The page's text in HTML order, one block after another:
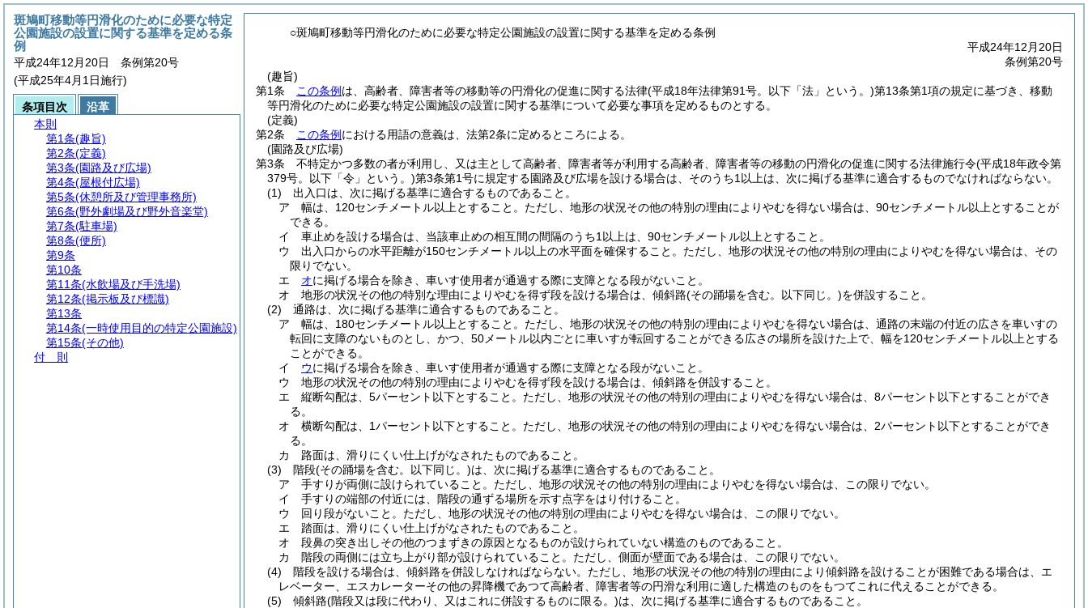
○斑鳩町移動等円滑化のために必要な特定公園施設の設置に関する基準を定める条例
平成24年12月20日
条例第20号
(趣旨)
第1条
この条例 は、高齢者、障害者等の移動等の円滑化の促進に関する法律(平成18年法律第91号。以下「法」という。)第13条第1項の規定に基づき、移動
等円滑化のために必要な特定公園施設の設置に関する基準について必要な事項を定めるものとする。
(定義)
第2条
この条例 における用語の意義は、法第2条に定めるところによる。
(園路及び広場)
第3条
不特定かつ多数の者が利用し、又は主として高齢者、障害者等が利用する高齢者、障害者等の移動の円滑化の促進に関する法律施行令(平成18年政令第
379号。以下「令」という。)第3条第1号に規定する園路及び広場を設ける場合は、そのうち1以上は、次に掲げる基準に適合するものでなければならない。
(1)
出入口は、次に掲げる基準に適合するものであること。
ア
幅は、120センチメートル以上とすること。 ただし、地形の状況その他の特別の理由によりやむを得ない場合は、90センチメートル以上とすることが
できる。
イ
車止めを設ける場合は、当該車止めの相互間の間隔のうち1以上は、90センチメートル以上とすること。
ウ
出入口からの水平距離が150センチメートル以上の水平面を確保すること。 ただし、地形の状況その他の特別の理由によりやむを得ない場合は、その
限りでない。
エ
オに掲げる場合を除き、車いす使用者が通過する際に支障となる段がないこと。
オ
地形の状況その他の特別な理由によりやむを得ず段を設ける場合は、傾斜路(その踊場を含む。以下同じ。)を併設すること。
(2)
通路は、次に掲げる基準に適合するものであること。
ア
幅は、180センチメートル以上とすること。 ただし、地形の状況その他の特別の理由によりやむを得ない場合は、通路の末端の付近の広さを車いすの
転回に支障のないものとし、かつ、50メートル以内ごとに車いすが転回することができる広さの場所を設けた上で、幅を120センチメートル以上とする
ことができる。
イ
ウに掲げる場合を除き、車いす使用者が通過する際に支障となる段がないこと。
ウ
地形の状況その他の特別の理由によりやむを得ず段を設ける場合は、傾斜路を併設すること。
エ
縦断勾配は、5パーセント以下とすること。 ただし、地形の状況その他の特別の理由によりやむを得ない場合は、8パーセント以下とすることができ
る。
オ
横断勾配は、1パーセント以下とすること。 ただし、地形の状況その他の特別の理由によりやむを得ない場合は、2パーセント以下とすることができ
る。
カ
路面は、滑りにくい仕上げがなされたものであること。
(3)
階段(その踊場を含む。以下同じ。)は、次に掲げる基準に適合するものであること。
ア
手すりが両側に設けられていること。 ただし、地形の状況その他の特別の理由によりやむを得ない場合は、この限りでない。
イ
手すりの端部の付近には、階段の通ずる場所を示す点字をはり付けること。
ウ
回り段がないこと。 ただし、地形の状況その他の特別の理由によりやむを得ない場合は、この限りでない。
エ
踏面は、滑りにくい仕上げがなされたものであること。
オ
段鼻の突き出しその他のつまずきの原因となるものが設けられていない構造のものであること。
カ
階段の両側には立ち上がり部が設けられていること。 ただし、側面が壁面である場合は、この限りでない。
(4)
階段を設ける場合は、傾斜路を併設しなければならない。 ただし、地形の状況その他の特別の理由により傾斜路を設けることが困難である場合は、エ
レベーター、エスカレーターその他の昇降機であつて高齢者、障害者等の円滑な利用に適した構造のものをもつてこれに代えることができる。
(5)
傾斜路(階段又は段に代わり、又はこれに併設するものに限る。)は、次に掲げる基準に適合するものであること。
斑鳩町移動等円滑化のために必要な特定
公園施設の設置に関する基準を定める条
例
平成24年12月20日 条例第20号
(平成25年4月1日施行)
条項目次
沿革
本則
第1条(趣旨)
第2条(定義)
第3条(園路及び広場)
第4条(屋根付広場)
第5条(休憩所及び管理事務所)
第6条(野外劇場及び野外音楽堂)
第7条(駐車場)
第8条(便所)
第9条
第10条
第11条(水飲場及び手洗場)
第12条(掲示板及び標識)
第13条
第14条(一時使用目的の特定公園施設)
第15条(その他)
付 則